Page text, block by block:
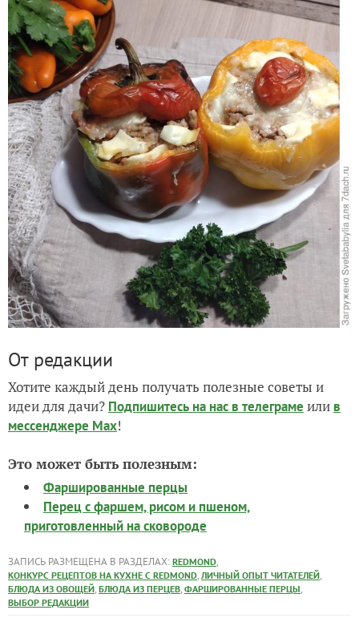
От редакции
Хотите каждый день получать полезные советы и
идеи для дачи? Подпишитесь на нас в телеграме или в
мессенджере Max!
Это может быть полезным:
Фаршированные перцы
Перец с фаршем, рисом и пшеном,
приготовленный на сковороде
ЗАПИСЬ РАЗМЕЩЕНА В РАЗДЕЛАХ: REDMOND,
КОНКУРС РЕЦЕПТОВ НА КУХНЕ С REDMOND, ЛИЧНЫЙ ОПЫТ ЧИТАТЕЛЕЙ,
БЛЮДА ИЗ ОВОЩЕЙ, БЛЮДА ИЗ ПЕРЦЕВ, ФАРШИРОВАННЫЕ ПЕРЦЫ,
ВЫБОР РЕДАКЦИИ